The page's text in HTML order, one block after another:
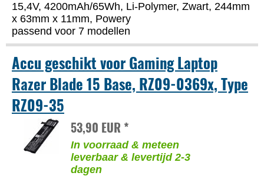
15,4V, 4200mAh/65Wh, Li-Polymer, Zwart, 244mm
x 63mm x 11mm, Powery
passend voor 7 modellen
Accu geschikt voor Gaming Laptop
Razer Blade 15 Base, RZ09-0369x, Type
RZ09-35
53,90 EUR *
In voorraad & meteen
leverbaar & levertijd 2-3
dagen